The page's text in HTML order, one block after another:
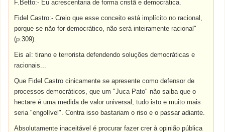
F.Betto:- Eu acrescentaria de forma cristã e democrática.
Fidel Castro:- Creio que esse conceito está implícito no racional,
porque se não for democrático, não será inteiramente racional"
(p.309).
Eis aí: tirano e terrorista defendendo soluções democráticas e
racionais...
Que Fidel Castro cinicamente se apresente como defensor de
processos democráticos, que um "Juca Pato" não saiba que o
hectare é uma medida de valor universal, tudo isto e muito mais
seria "engolível". Contra isso bastariam o riso e o passar adiante.
Absolutamente inaceitável é procurar fazer crer à opinião pública